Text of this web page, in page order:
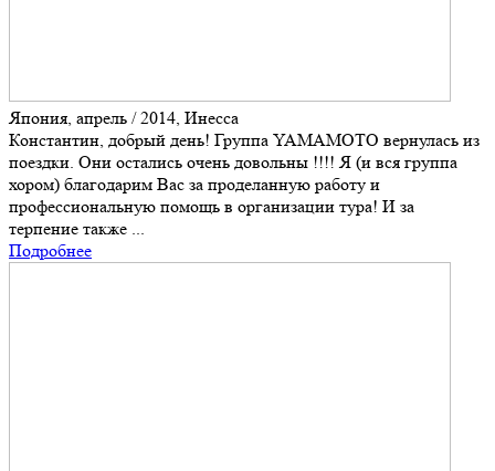
Япония, апрель / 2014, Инесса
Константин, добрый день! Группа YAMAMOTO вернулась из
поездки. Они остались очень довольны !!!! Я (и вся группа
хором) благодарим Вас за проделанную работу и
профессиональную помощь в организации тура! И за
терпение также ...
Подробнее